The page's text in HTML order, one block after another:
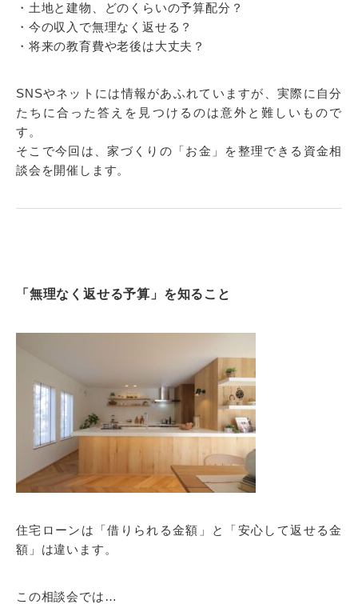
・土地と建物、どのくらいの予算配分？
・今の収入で無理なく返せる？
・将来の教育費や老後は大丈夫？
SNSやネットには情報があふれていますが、実際に自分
たちに合った答えを見つけるのは意外と難しいもので
す。
そこで今回は、家づくりの「お金」を整理できる資金相
談会を開催します。
「無理なく返せる予算」を知ること
住宅ローンは「借りられる金額」と「安心して返せる金
額」は違います。
この相談会では…